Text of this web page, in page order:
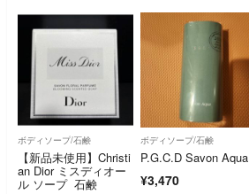
ボディソープ/石鹸
【新品未使用】Christi
an Dior ミスディオー
ル ソープ 石鹸
ボディソープ/石鹸
P.G.C.D Savon Aqua
¥3,470